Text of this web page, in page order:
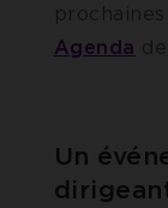
Agenda
Un